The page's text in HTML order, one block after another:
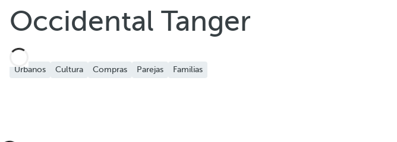
Occidental Tanger
Urbanos Cultura Compras Parejas Familias